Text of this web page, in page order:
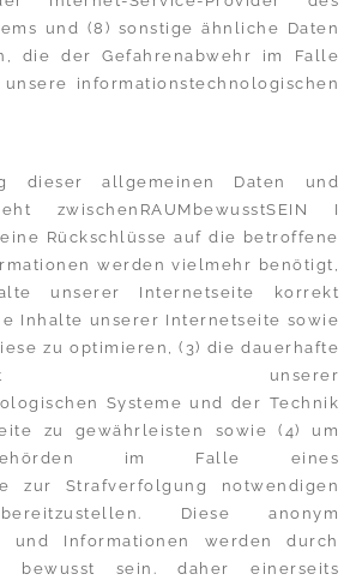
und (8) sonstige ähnliche Daten
die der Gefahrenabwehr im Falle
informationstechnologischen
dieser allgemeinen Daten und
zwischenRAUMbewusstSEIN I
Rückschlüsse auf die betroffene
werden vielmehr benötigt,
unserer Internetseite korrekt
Inhalte unserer Internetseite sowie
zu optimieren, (3) die dauerhafte
unserer
Systeme und der Technik
zu gewährleisten sowie (4) um
im Falle eines
zur Strafverfolgung notwendigen
Diese anonym
und Informationen werden durch
bewusst sein. daher einerseits